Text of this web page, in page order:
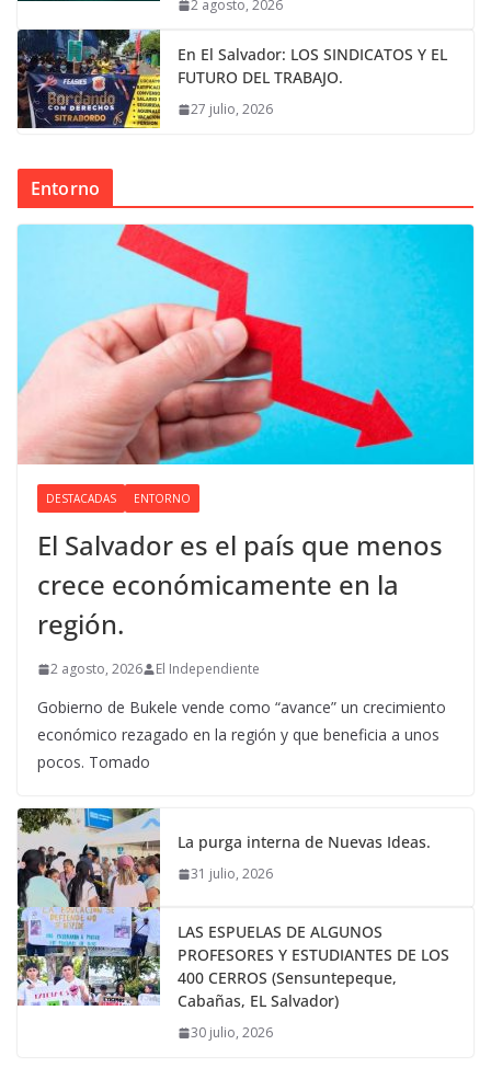
2 agosto, 2026
En El Salvador: LOS SINDICATOS Y EL
FUTURO DEL TRABAJO.
27 julio, 2026
Entorno
DESTACADAS ENTORNO
El Salvador es el país que menos
crece económicamente en la
región.
2 agosto, 2026 El Independiente
Gobierno de Bukele vende como “avance” un crecimiento
económico rezagado en la región y que beneficia a unos
pocos. Tomado
La purga interna de Nuevas Ideas.
31 julio, 2026
LAS ESPUELAS DE ALGUNOS
PROFESORES Y ESTUDIANTES DE LOS
400 CERROS (Sensuntepeque,
Cabañas, EL Salvador)
30 julio, 2026